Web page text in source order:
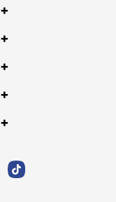
+
+
+
+
+